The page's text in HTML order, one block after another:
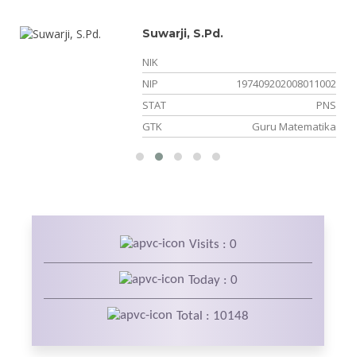
Suwarji, S.Pd.
NIK
NIP
197409202008011002
STAT
PNS
GTK
Guru Matematika
Visits : 0
Today : 0
Total : 10148